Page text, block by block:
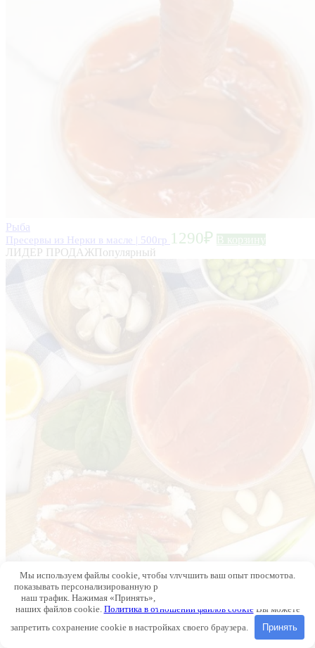
Рыба
Пресервы из Нерки в масле | 500гр 1290₽ В корзину
ЛИДЕР ПРОДАЖПопулярный
Мы используем файлы cookie, чтобы улучшить ваш опыт просмотра,
показывать персонализированную рекламу или контент и анализировать
наш трафик. Нажимая «Принять», вы соглашаетесь на использование
наших файлов cookie. Политика в отношении файлов cookieВы можете
запретить сохранение cookie в настройках своего браузера.
Принять